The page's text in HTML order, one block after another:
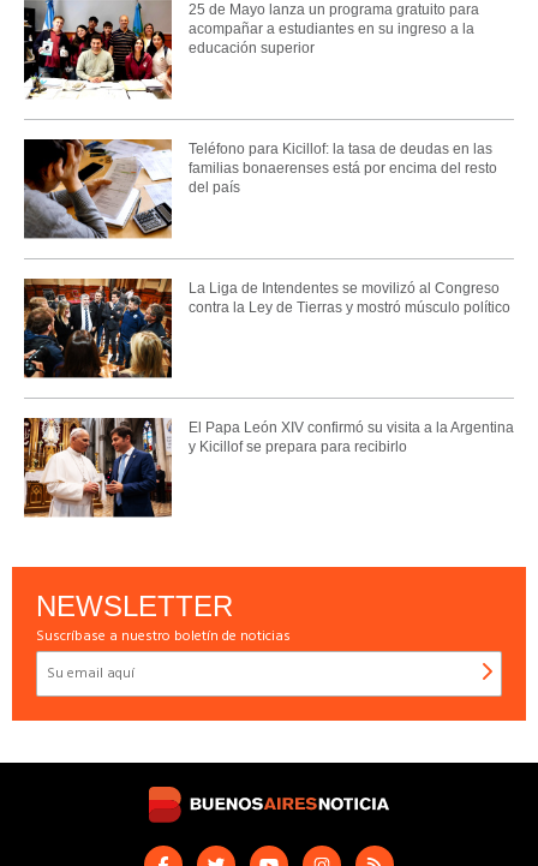
25 de Mayo lanza un programa gratuito para
acompañar a estudiantes en su ingreso a la
educación superior
Teléfono para Kicillof: la tasa de deudas en las
familias bonaerenses está por encima del resto
del país
La Liga de Intendentes se movilizó al Congreso
contra la Ley de Tierras y mostró músculo político
El Papa León XIV confirmó su visita a la Argentina
y Kicillof se prepara para recibirlo
NEWSLETTER
Suscríbase a nuestro boletín de noticias